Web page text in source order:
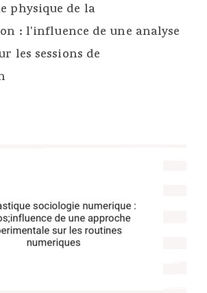
physique de la
: l'influence de une analyse
les sessions de